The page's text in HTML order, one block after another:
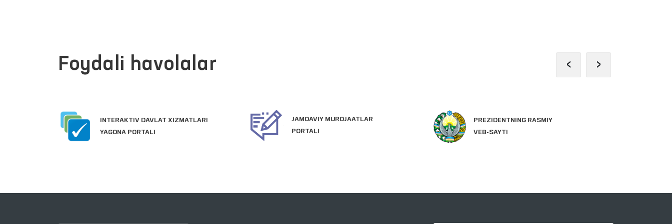
Foydali havolalar
INTERAKTIV DAVLAT XIZMATLARI
YAGONA PORTALI
JAMOAVIY MUROJAATLAR
PORTALI
PREZIDENTNING RASMIY
VEB-SAYTI
‹ ›